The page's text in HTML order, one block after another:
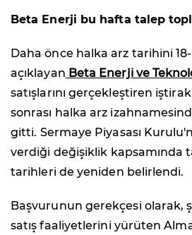
Beta Enerji bu hafta talep
Daha önce halka arz tarihini
açıklayan Beta Enerji ve
satışlarını gerçekleştiren
sonrası halka arz
gitti. Sermaye Piyasası
verdiği değişiklik kapsamında
tarihleri de yeniden belirlendi.
Başvurunun gerekçesi olarak,
satış faaliyetlerini yürüten